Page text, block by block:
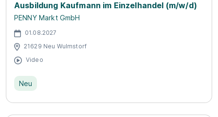
Ausbildung Kaufmann im Einzelhandel (m/w/d)
PENNY Markt GmbH
01.08.2027
21629 Neu Wulmstorf
Video
Neu